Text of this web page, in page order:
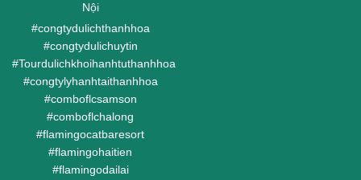
Nội
#congtydulichthanhhoa
#congtydulichuytin
#Tourdulichkhoihanhtuthanhhoa
#congtylyhanhtaithanhhoa
#comboflcsamson
#comboflchalong
#flamingocatbaresort
#flamingohaitien
#flamingodailai